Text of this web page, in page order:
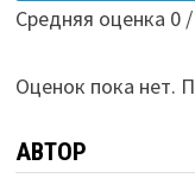
Средняя оценка 0/
Оценок пока нет.
АВТОР